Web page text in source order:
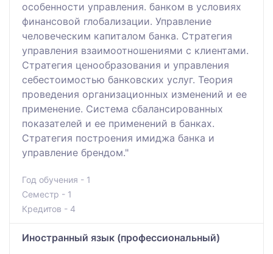
особенности управления. банком в условиях
финансовой глобализации. Управление
человеческим капиталом банка. Стратегия
управления взаимоотношениями с клиентами.
Стратегия ценообразования и управления
себестоимостью банковских услуг. Теория
проведения организационных изменений и ее
применение. Система сбалансированных
показателей и ее применений в банках.
Стратегия построения имиджа банка и
управление брендом."
Год обучения - 1
Семестр - 1
Кредитов - 4
Иностранный язык (профессиональный)